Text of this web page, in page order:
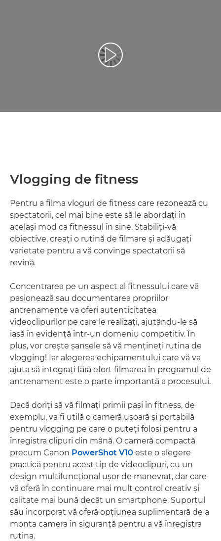
Redaţi filmul
Vlogging de fitness
Pentru a filma vloguri de fitness care rezonează cu
spectatorii, cel mai bine este să le abordaţi în
acelaşi mod ca fitnessul în sine. Stabiliţi-vă
obiective, creaţi o rutină de filmare şi adăugaţi
varietate pentru a vă convinge spectatorii să
revină.
Concentrarea pe un aspect al fitnessului care vă
pasionează sau documentarea propriilor
antrenamente va oferi autenticitatea
videoclipurilor pe care le realizaţi, ajutându-le să
iasă în evidenţă într-un domeniu competitiv. În
plus, vor creşte şansele să vă menţineţi rutina de
vlogging! Iar alegerea echipamentului care vă va
ajuta să integraţi fără efort filmarea în programul de
antrenament este o parte importantă a procesului.
Dacă doriţi să vă filmaţi primii paşi în fitness, de
exemplu, va fi utilă o cameră uşoară şi portabilă
pentru vlogging pe care o puteţi folosi pentru a
înregistra clipuri din mână. O cameră compactă
precum Canon PowerShot V10 este o alegere
practică pentru acest tip de videoclipuri, cu un
design multifuncţional uşor de manevrat, dar care
vă oferă în continuare mai mult control creativ şi
calitate mai bună decât un smartphone. Suportul
său încorporat vă oferă opţiunea suplimentară de a
monta camera în siguranţă pentru a vă înregistra
rutina.